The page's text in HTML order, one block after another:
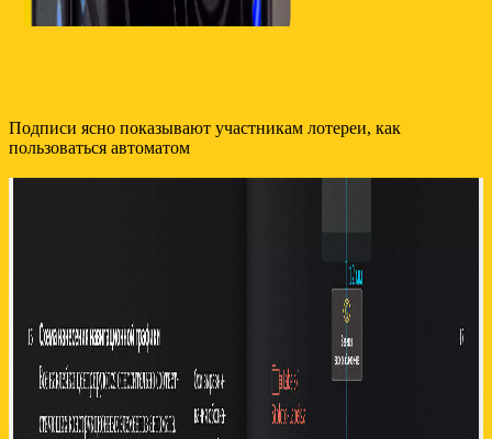
Подписи ясно показывают участникам лотереи, как
пользоваться автоматом